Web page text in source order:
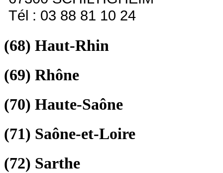
Tél : 03 88 81 10 24
(68) Haut-Rhin
(69) Rhône
(70) Haute-Saône
(71) Saône-et-Loire
(72) Sarthe